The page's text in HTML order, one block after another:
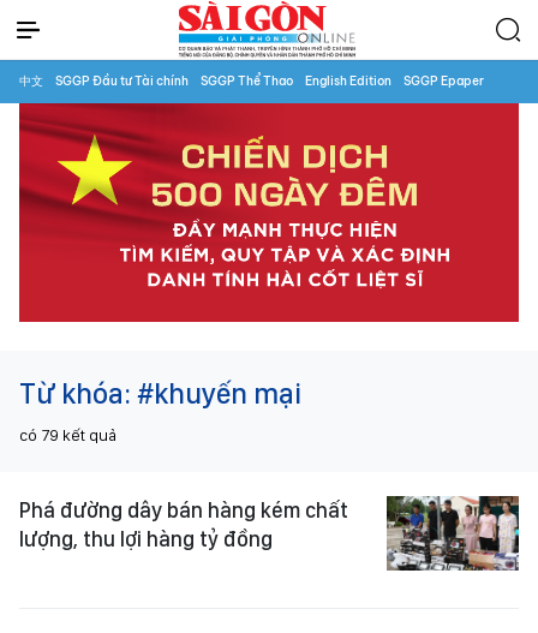
中文 SGGP Đầu tư Tài chính SGGP Thể Thao English Edition SGGP Epaper
Từ khóa: #khuyến mại
có 79 kết quả
Phá đường dây bán hàng kém chất
lượng, thu lợi hàng tỷ đồng